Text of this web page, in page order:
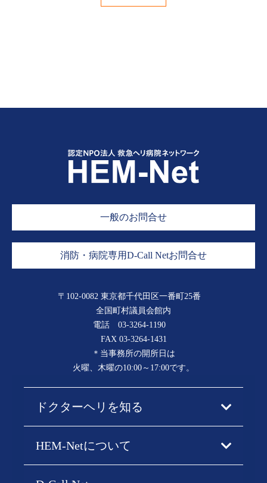
一般のお問合せ
消防・病院専用D-Call Netお問合せ
〒102-0082 東京都千代田区一番町25番
全国町村議員会館内
電話 03-3264-1190
FAX 03-3264-1431
＊当事務所の開所日は
火曜、木曜の10:00～17:00です。
ドクターヘリを知る
HEM-Netについて